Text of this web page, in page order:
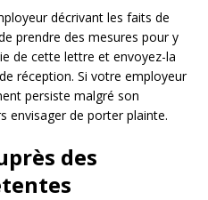
décrivant les faits de
prendre des mesures pour y
de cette lettre et envoyez-la
réception. Si votre employeur
persiste malgré son
envisager de porter plainte.
des